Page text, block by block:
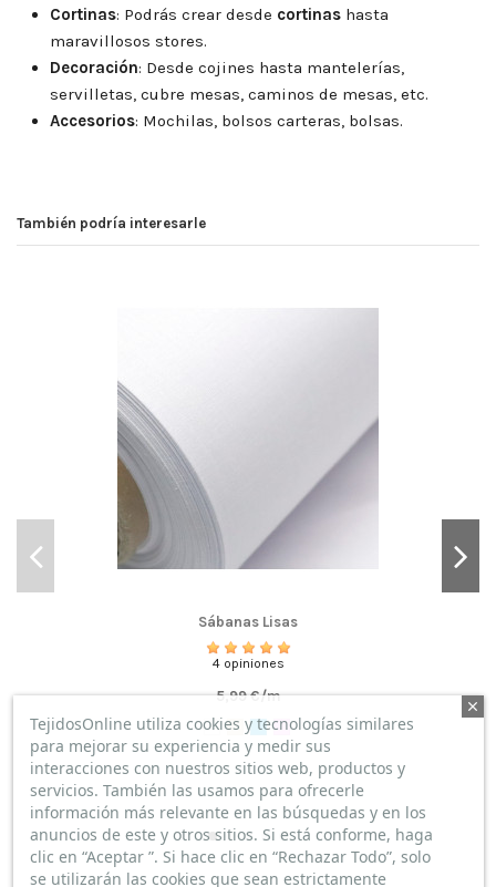
Cortinas: Podrás crear desde cortinas hasta
maravillosos stores.
Decoración: Desde cojines hasta mantelerías,
servilletas, cubre mesas, caminos de mesas, etc.
Accesorios: Mochilas, bolsos carteras, bolsas.
También podría interesarle
Sábanas Lisas
4 opiniones
5,99 €/m
TejidosOnline utiliza cookies y tecnologías similares
para mejorar su experiencia y medir sus
interacciones con nuestros sitios web, productos y
servicios. También las usamos para ofrecerle
información más relevante en las búsquedas y en los
anuncios de este y otros sitios. Si está conforme, haga
clic en “Aceptar ”. Si hace clic en “Rechazar Todo”, solo
se utilizarán las cookies que sean estrictamente